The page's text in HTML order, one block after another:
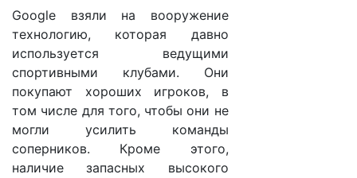
Google взяли на вооружение
технологию, которая давно
используется ведущими
спортивными клубами. Они
покупают хороших игроков, в
том числе для того, чтобы они не
могли усилить команды
соперников. Кроме этого,
наличие запасных высокого